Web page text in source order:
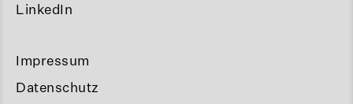
LinkedIn
Impressum
Datenschutz